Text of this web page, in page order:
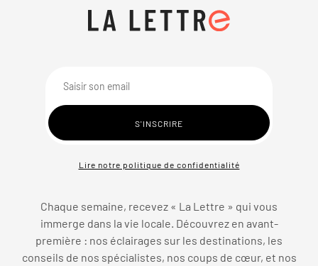
Lire notre politique de confidentialité
Chaque semaine, recevez « La Lettre » qui vous
immerge dans la vie locale. Découvrez en avant-
première : nos éclairages sur les destinations, les
conseils de nos spécialistes, nos coups de cœur, et nos